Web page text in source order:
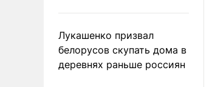
Лукашенко призвал
белорусов скупать дома в
деревнях раньше россиян